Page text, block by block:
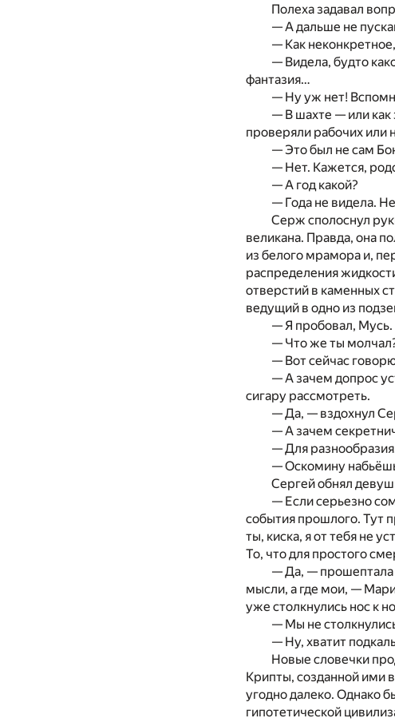
Полеха задавал
— А дальше не
— Как
— Видела, будто
фантазия…
— Ну уж нет!
— В шахте — или как
проверяли рабочих или
— Это был не сам
— Нет. Кажется,
— А год какой?
— Года не видела.
Серж сполоснул
великана. Правда, она
из белого мрамора и,
распределения
отверстий в каменных
ведущий в одно из
— Я пробовал, Мусь.
— Что же ты
— Вот сейчас
— А зачем допрос
сигару рассмотреть.
— Да, — вздохнул
— А зачем
— Для
— Оскомину
Сергей обнял
— Если серьезно
события прошлого. Тут
ты, киска, я от тебя не
То, что для простого
— Да, — прошептала
мысли, а где мои, —
уже столкнулись нос к
— Мы не
— Ну, хватит
Новые словечки
Крипты, созданной ими
угодно далеко. Однако
гипотетической